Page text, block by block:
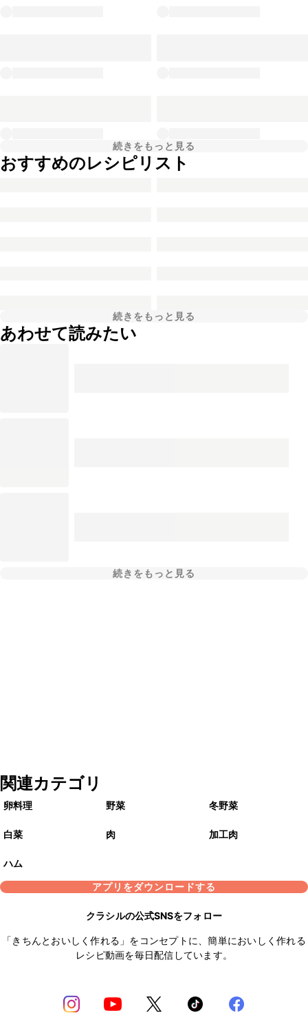
続きをもっと見る
おすすめのレシピリスト
続きをもっと見る
あわせて読みたい
続きをもっと見る
関連カテゴリ
卵料理 野菜 冬野菜
白菜 肉 加工肉
ハム
アプリをダウンロードする
クラシルの公式SNSをフォロー
「きちんとおいしく作れる」をコンセプトに、簡単においしく作れる
レシピ動画を毎日配信しています。